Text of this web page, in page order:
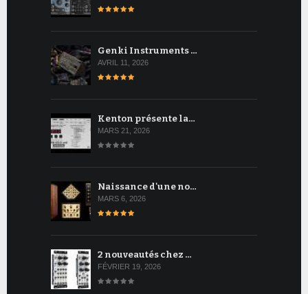
Genki Instruments …
AVRIL 11, 2026
Kenton présente la…
MARS 21, 2026
Naissance d'une no…
MARS 6, 2026
2 nouveautés chez …
FÉVRIER 19, 2026